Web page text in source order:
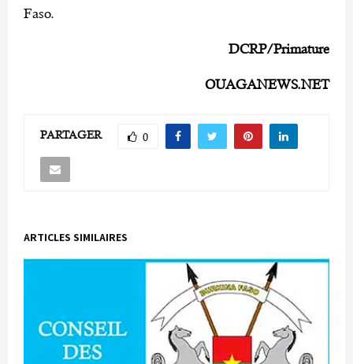
Faso.
DCRP/Primature
OUAGANEWS.NET
PARTAGER 0
ARTICLES SIMILAIRES